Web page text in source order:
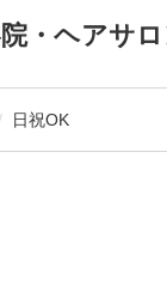
・ヘアサ
日祝OK